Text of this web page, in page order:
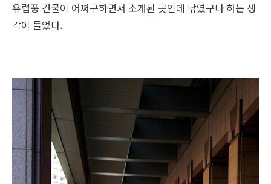
유럽풍 건물이 어쩌구하면서 소개된 곳인데 낚였구나 하는 생
각이 들었다.